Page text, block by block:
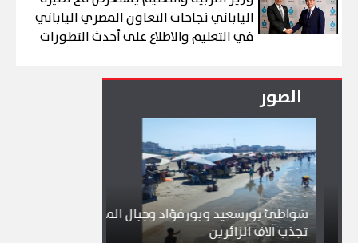
الياباني نجاحات التعاون المصري الياباني
في التعليم والاطلاع على أحدث التطورات
الصور
شواطئ بورسعيد وبورفؤاد وجبال الملح
تجذب آلاف الزائرين